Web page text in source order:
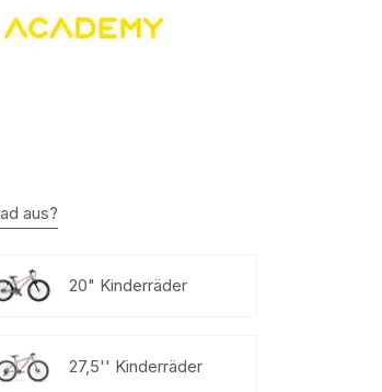
aus?
20" Kinderräder
27,5'' Kinderräder